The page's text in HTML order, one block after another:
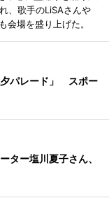
、歌手のLiSAさんや
場を盛り上げた。
夕パレード」 スポー
ター塩川夏子さん、